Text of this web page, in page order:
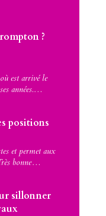
?
est arrivé le
années.…
positions
et permet aux
bonne…
sillonner